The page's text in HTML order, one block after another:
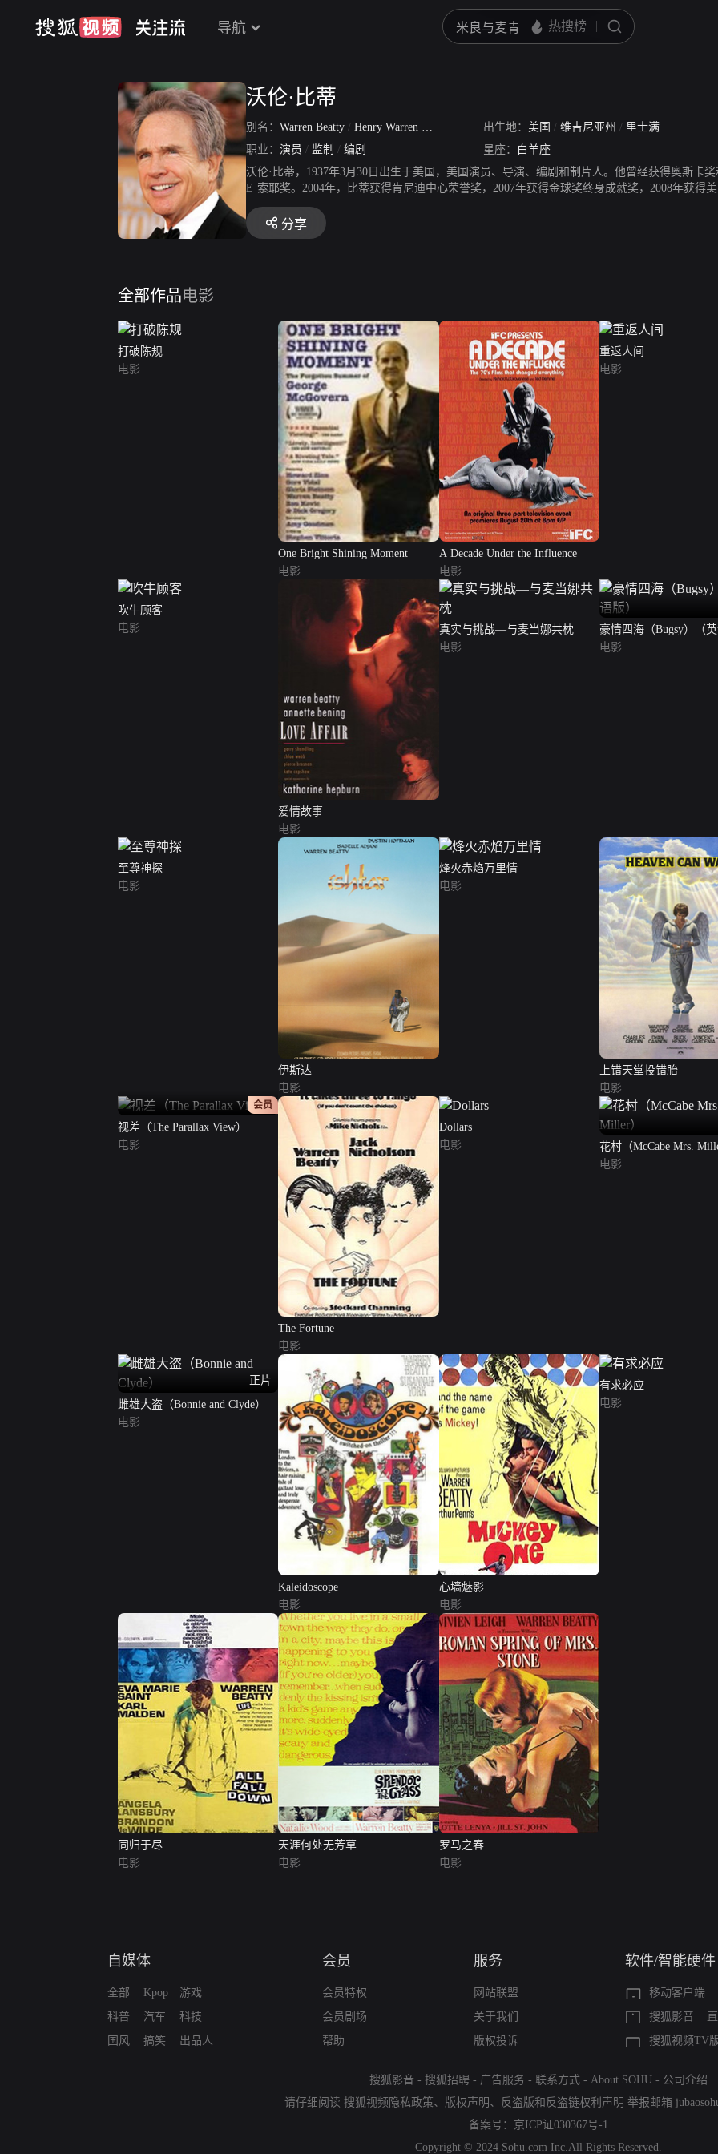
导航
沃伦·比蒂
别名： Warren Beatty / Henry Warren Beaty 沃伦·比提/The Chief/Pro
出生地： 美国 / 维吉尼亚州 / 里士满
职业： 演员 / 监制 / 编剧 星座：
白羊座
沃伦·比蒂，1937年3月30日出生于美国，美国演员、导演、编剧和制片人。他曾经获得奥斯卡
E·索耶奖。2004年，比蒂获得肯尼迪中心荣誉奖，2007年获得金球奖终身成就奖，2008年获得
分享
全部作品电影
打破陈规
电影
One Bright Shining Moment
电影
A Decade Under the Influence
电影
重返人间
电影
吹牛顾客
电影
爱情故事
电影
真实与挑战—与麦当娜共枕
电影
豪情四海（Bugsy）（
电影
至尊神探
电影
伊斯达
电影
烽火赤焰万里情
电影
上错天堂投错胎
电影
正片
会员
视差（The Parallax View）
电影
The Fortune
电影
Dollars
电影
花村（McCabe
电影
正片
雌雄大盗（Bonnie and Clyde）
电影
Kaleidoscope
电影
心墙魅影
电影
有求必应
电影
同归于尽
电影
天涯何处无芳草
电影
罗马之春
电影
自媒体
全部
科普
国风
Kpop
汽车
搞笑
游戏
科技
出品人
会员
会员特权
会员剧场
帮助
服务
网站联盟
关于我们
版权投诉
软件/智能硬件
移动客户端
搜狐影音
搜狐视频TV
搜狐影音 - 搜狐招聘 - 广告服务 - 联系方式 - About SOHU - 公司介绍
请仔细阅读 搜狐视频隐私政策、 版权声明 、 反盗版和反盗链权利声明 举报邮箱
备案号： 京ICP证030367号-1
Copyright © 2024 Sohu.com Inc.All Rights Reserved.